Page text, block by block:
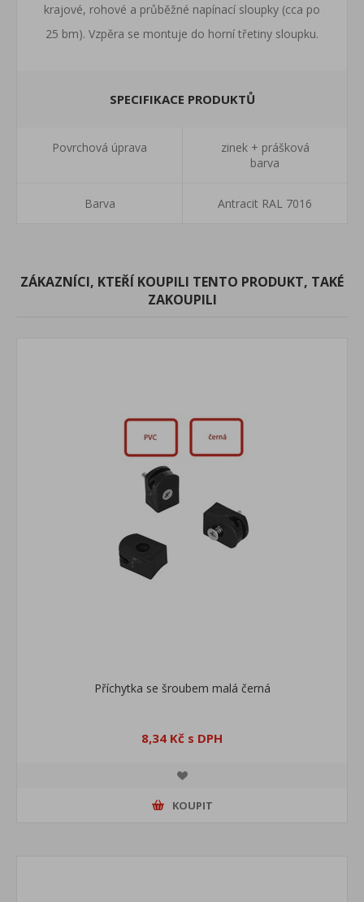
krajové, rohové a průběžné napínací sloupky (cca po
25 bm). Vzpěra se montuje do horní třetiny sloupku.
SPECIFIKACE PRODUKTŮ
Povrchová úprava
zinek + prášková
barva
Barva Antracit RAL 7016
ZÁKAZNÍCI, KTEŘÍ KOUPILI TENTO PRODUKT, TAKÉ
ZAKOUPILI
Příchytka se šroubem malá černá
8,34 Kč s DPH
KOUPIT